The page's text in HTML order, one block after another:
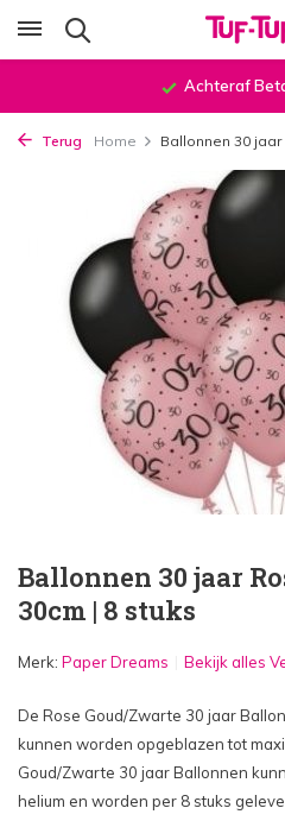
Achteraf Betalen
Terug Home Ballonnen 30 jaar
Ballonnen 30 jaar
30cm | 8 stuks
Merk: Paper Dreams Bekijk alles
De Rose Goud/Zwarte 30 jaar
kunnen worden opgeblazen tot
Goud/Zwarte 30 jaar Ballonnen
helium en worden per 8 stuks